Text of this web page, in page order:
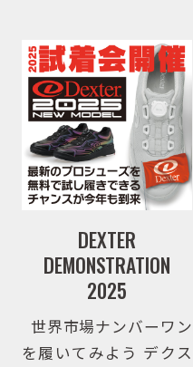
[…]
DEXTER
DEMONSTRATION
2025
世界市場ナンバーワン
を履いてみよう デクス